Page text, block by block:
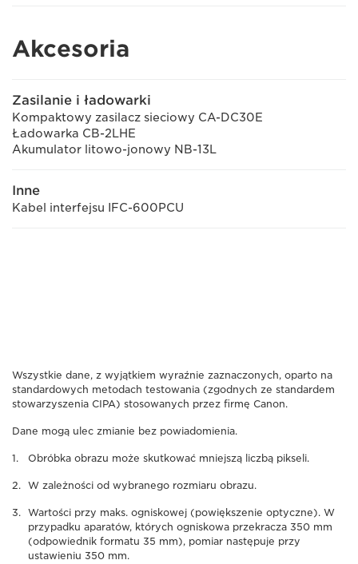
Akcesoria
Zasilanie i ładowarki
Kompaktowy zasilacz sieciowy CA-DC30E
Ładowarka CB-2LHE
Akumulator litowo-jonowy NB-13L
Inne
Kabel interfejsu IFC-600PCU
Wszystkie dane, z wyjątkiem wyraźnie zaznaczonych, oparto na
standardowych metodach testowania (zgodnych ze standardem
stowarzyszenia CIPA) stosowanych przez firmę Canon.
Dane mogą ulec zmianie bez powiadomienia.
Obróbka obrazu może skutkować mniejszą liczbą pikseli.
W zależności od wybranego rozmiaru obrazu.
Wartości przy maks. ogniskowej (powiększenie optyczne). W
przypadku aparatów, których ogniskowa przekracza 350 mm
(odpowiednik formatu 35 mm), pomiar następuje przy
ustawieniu 350 mm.